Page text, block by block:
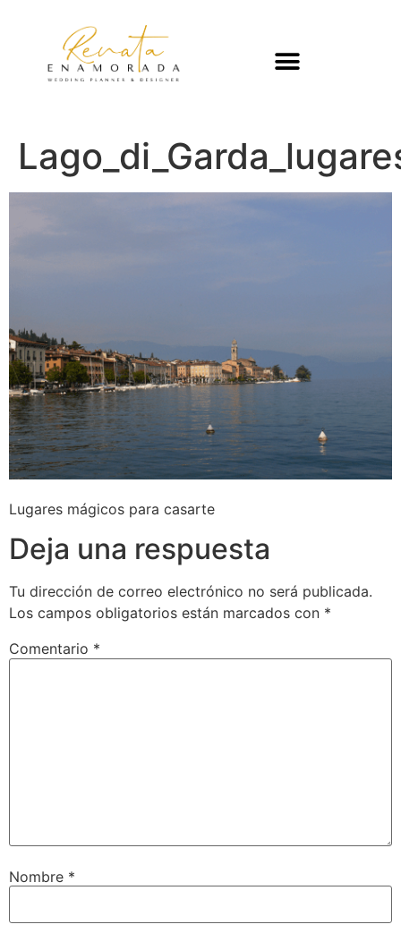
Lugares mágicos para casarte
Deja una respuesta
Tu dirección de correo electrónico no será publicada.
Los campos obligatorios están marcados con *
Comentario *
Nombre *